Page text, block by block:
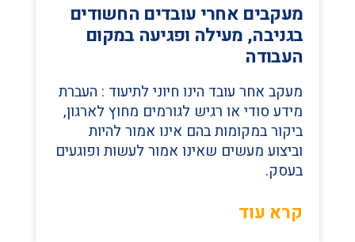
מעקבים אחרי עובדים החשודים
בגניבה, מעילה ופגיעה במקום
העבודה
מעקב אחר עובד הינו חיוני לתיעוד : העברת
מידע סודי או רגיש לגורמים מחוץ לארגון,
ביקור במקומות בהם אינו אמור להיות
וביצוע מעשים שאינו אמור לעשות ופוגעים
בעסק.
קרא עוד